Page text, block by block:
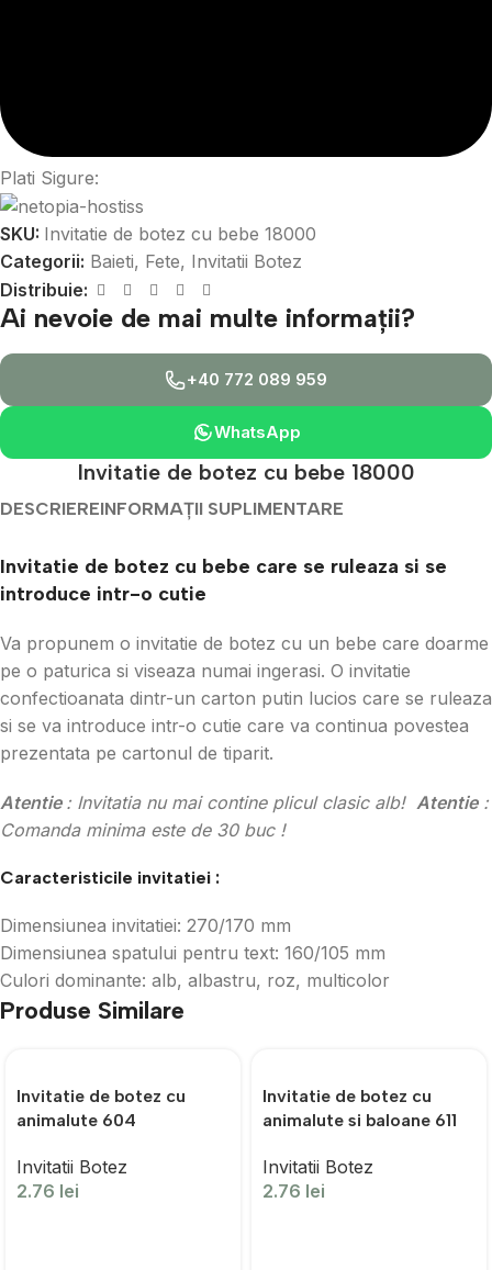
Plati Sigure:
SKU: Invitatie de botez cu bebe 18000
Categorii: Baieti, Fete, Invitatii Botez
Distribuie:
Ai nevoie de mai multe informații?
+40 772 089 959
WhatsApp
Invitatie de botez cu bebe 18000
DESCRIEREINFORMAȚII SUPLIMENTARE
Invitatie de botez cu bebe care se ruleaza si se
introduce intr-o cutie
Va propunem o invitatie de botez cu un bebe care doarme
pe o paturica si viseaza numai ingerasi. O invitatie
confectioanata dintr-un carton putin lucios care se ruleaza
si se va introduce intr-o cutie care va continua povestea
prezentata pe cartonul de tiparit.
Atentie : Invitatia nu mai contine plicul clasic alb! Atentie:
Comanda minima este de 30 buc !
Caracteristicile invitatiei :
Dimensiunea invitatiei: 270/170 mm
Dimensiunea spatului pentru text: 160/105 mm
Culori dominante: alb, albastru, roz, multicolor
Produse Similare
Invitatie de botez cu
animalute 604
Invitatii Botez
2.76 lei
Invitatie de botez cu
animalute si baloane 611
Invitatii Botez
2.76 lei